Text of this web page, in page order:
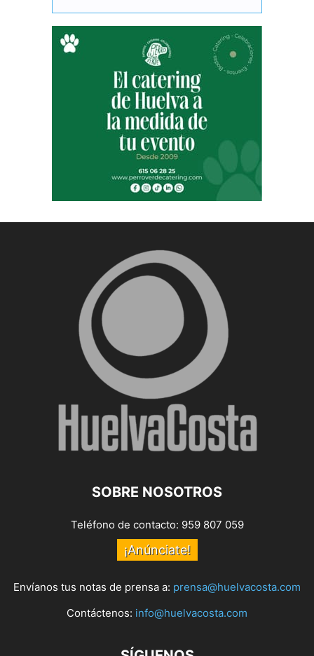
SOBRE NOSOTROS
Teléfono de contacto: 959 807 059
¡Anúnciate!
Envíanos tus notas de prensa a: prensa@huelvacosta.com
Contáctenos: info@huelvacosta.com